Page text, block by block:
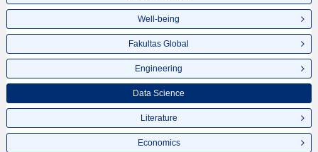
Well-being
Fakultas Global
Engineering
Data Science
Literature
Economics